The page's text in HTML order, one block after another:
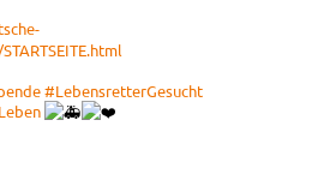
#LebensretterGesucht